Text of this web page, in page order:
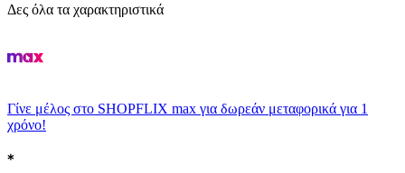
Δες όλα τα χαρακτηριστικά
Γίνε μέλος στο SHOPFLIX max για δωρεάν μεταφορικά για 1
χρόνο!